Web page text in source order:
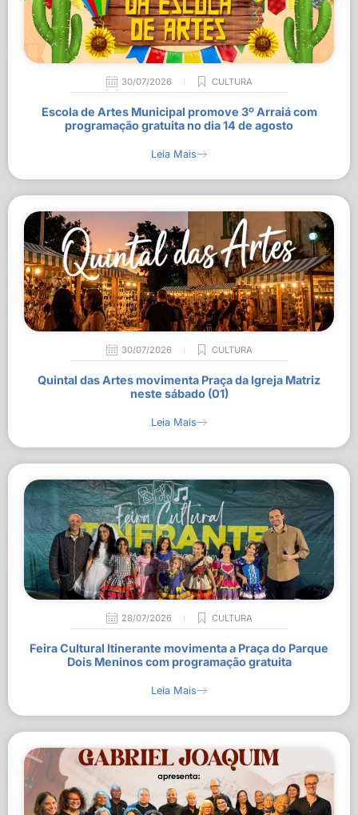
30/07/2026 CULTURA
Escola de Artes Municipal promove 3º Arraiá com
programação gratuita no dia 14 de agosto
Leia Mais
30/07/2026 CULTURA
Quintal das Artes movimenta Praça da Igreja Matriz
neste sábado (01)
Leia Mais
28/07/2026 CULTURA
Feira Cultural Itinerante movimenta a Praça do Parque
Dois Meninos com programação gratuita
Leia Mais